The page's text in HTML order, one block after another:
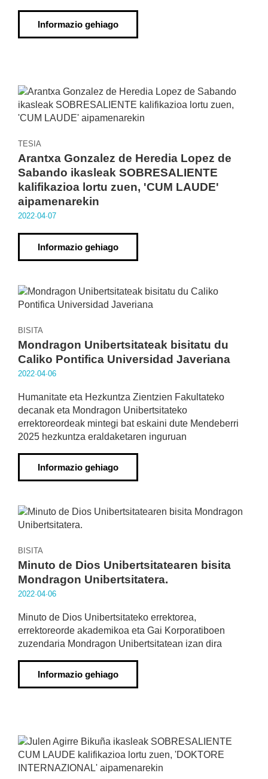
Informazio gehiago
TESIA
Arantxa Gonzalez de Heredia Lopez de
Sabando ikasleak SOBRESALIENTE
kalifikazioa lortu zuen, 'CUM LAUDE'
aipamenarekin
2022·04·07
Informazio gehiago
BISITA
Mondragon Unibertsitateak bisitatu du
Caliko Pontifica Universidad Javeriana
2022·04·06
Humanitate eta Hezkuntza Zientzien Fakultateko
decanak eta Mondragon Unibertsitateko
errektoreordeak mintegi bat eskaini dute Mendeberri
2025 hezkuntza eraldaketaren inguruan
Informazio gehiago
BISITA
Minuto de Dios Unibertsitatearen bisita
Mondragon Unibertsitatera.
2022·04·06
Minuto de Dios Unibertsitateko errektorea,
errektoreorde akademikoa eta Gai Korporatiboen
zuzendaria Mondragon Unibertsitatean izan dira
Informazio gehiago